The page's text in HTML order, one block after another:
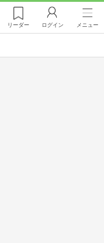
リーダー ログイン メニュー